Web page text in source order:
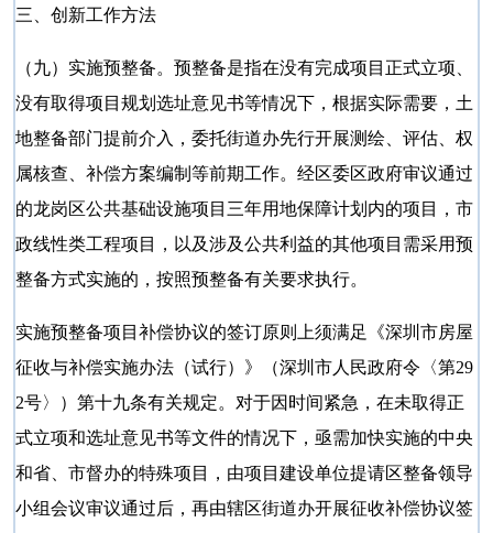
三、创新工作方法
（九）实施预整备。预整备是指在没有完成项目正式立项、
没有取得项目规划选址意见书等情况下，根据实际需要，土
地整备部门提前介入，委托街道办先行开展测绘、评估、权
属核查、补偿方案编制等前期工作。经区委区政府审议通过
的龙岗区公共基础设施项目三年用地保障计划内的项目，市
政线性类工程项目，以及涉及公共利益的其他项目需采用预
整备方式实施的，按照预整备有关要求执行。
实施预整备项目补偿协议的签订原则上须满足《深圳市房屋
征收与补偿实施办法（试行）》（深圳市人民政府令〈第29
2号〉）第十九条有关规定。对于因时间紧急，在未取得正
式立项和选址意见书等文件的情况下，亟需加快实施的中央
和省、市督办的特殊项目，由项目建设单位提请区整备领导
小组会议审议通过后，再由辖区街道办开展征收补偿协议签